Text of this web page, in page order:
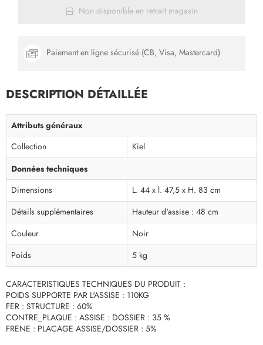
Non disponible en retrait magasin
Paiement en ligne sécurisé (CB, Visa, Mastercard)
DESCRIPTION DÉTAILLÉE
Attributs généraux
Collection Kiel
Données techniques
Dimensions
L. 44 x l. 47,5 x H. 83 cm
Détails supplémentaires
Hauteur d'assise : 48 cm
Couleur
Noir
Poids
5 kg
CARACTERISTIQUES TECHNIQUES DU PRODUIT :
POIDS SUPPORTE PAR L'ASSISE : 110KG
FER : STRUCTURE : 60%
CONTRE_PLAQUE : ASSISE : DOSSIER : 35 %
FRENE : PLACAGE ASSISE/DOSSIER : 5%